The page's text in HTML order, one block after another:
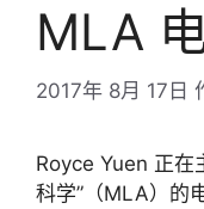
MLA
2017年 8月 17日
Royce Yuen 正在
科学”（MLA）的